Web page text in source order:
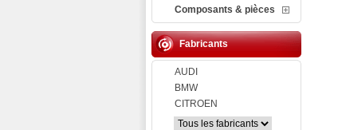
Composants & pièces
Fabricants
AUDI
BMW
CITROEN